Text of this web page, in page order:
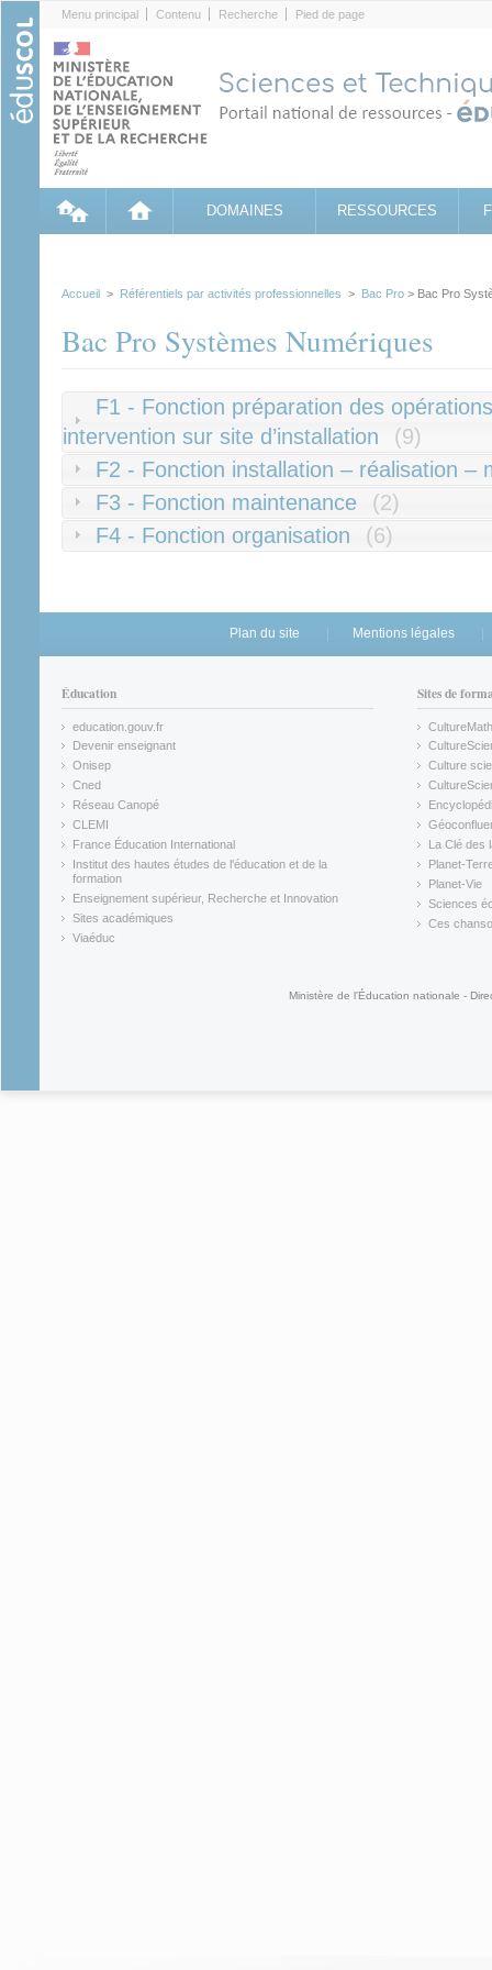
Menu principal Contenu Recherche Pied de page
DOMAINES RESSOURCES
Accueil > Référentiels par activités professionnelles > Bac Pro > Bac Pro
Bac Pro Systèmes Numériques
F1 - Fonction préparation des
intervention sur site d’installation
(9)
F2 - Fonction installation – réalisation –
F3 - Fonction maintenance
(2)
F4 - Fonction organisation
(6)
Plan du site Mentions légales
Éducation
education.gouv.fr
(link is external)
Devenir enseignant
(link is external)
Onisep
(link is external)
Cned
(link is external)
Réseau Canopé
(link is external)
CLEMI
(link is external)
France Éducation International
(link is external)
Institut des hautes études de l'éducation et de la
formation
(link is external)
Enseignement supérieur, Recherche et Innovation
(link is external)
Sites académiques
(link is external)
Viaéduc
Sites de
CultureMath
(link is
(link is
Culture
(link is
(link is
(link is
La Clé des
(link is
Planet-
(link is
Planet-Vie
(link is
Sciences
(link is
Ces
Ministère de l'Éducation nationale -